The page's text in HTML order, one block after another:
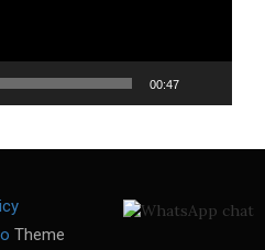
00:47
Theme